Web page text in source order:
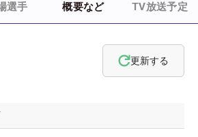
選手 概要など TV放送予定
更新する